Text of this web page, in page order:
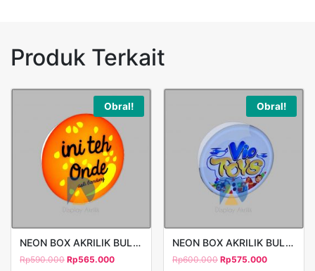
Produk Terkait
Obral!
NEON BOX AKRILIK BULAT CUTTING STICKER 1 SISI D40 INI TEH ONDE
Rp590.000 Rp565.000
Obral!
NEON BOX AKRILIK BULAT 1 SISI D40 FULL COLOR PRINT STICKER VIO TOYS
Rp600.000 Rp575.000